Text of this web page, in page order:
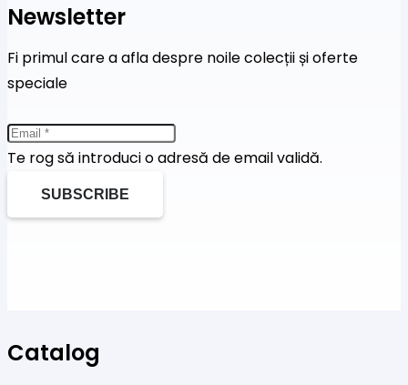
Newsletter
Fi primul care a afla despre noile colecții și oferte
speciale
Te rog să introduci o adresă de email validă.
SUBSCRIBE
Catalog